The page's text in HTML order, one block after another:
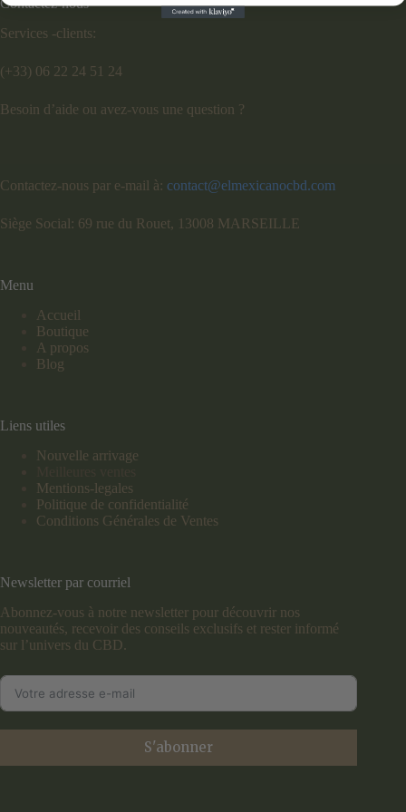
Contactez-nous
Services -clients:
(+33) 06 22 24 51 24
Besoin d’aide ou avez-vous une question ?
Contactez-nous par e-mail à: contact@elmexicanocbd.com
Siège Social: 69 rue du Rouet, 13008 MARSEILLE
Menu
Accueil
Boutique
A propos
Blog
Liens utiles
Nouvelle arrivage
Mentions-legales
Politique de confidentialité
Conditions Générales de Ventes
Newsletter par courriel
Abonnez-vous à notre newsletter pour découvrir nos
nouveautés, recevoir des conseils exclusifs et rester informé
sur l’univers du CBD.
S'abonner